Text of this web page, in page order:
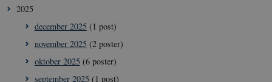
2025
december 2025 (1 post)
november 2025 (2 poster)
oktober 2025 (6 poster)
september 2025 (1 post)